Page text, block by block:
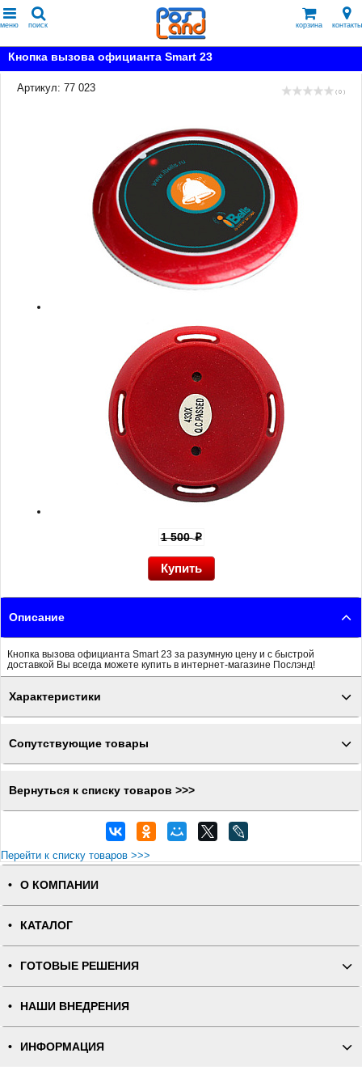
меню поиск корзина контакты
Кнопка вызова официанта Smart 23
Артикул: 77 023 ( 0 )
1 500p
Описание
Кнопка вызова официанта Smart 23 за разумную цену и с быстрой
доставкой Вы всегда можете купить в интернет-магазине Послэнд!
Характеристики
Сопутствующие товары
Вернуться к списку товаров >>>
Перейти к списку товаров >>>
О КОМПАНИИ
КАТАЛОГ
ГОТОВЫЕ РЕШЕНИЯ
НАШИ ВНЕДРЕНИЯ
ИНФОРМАЦИЯ